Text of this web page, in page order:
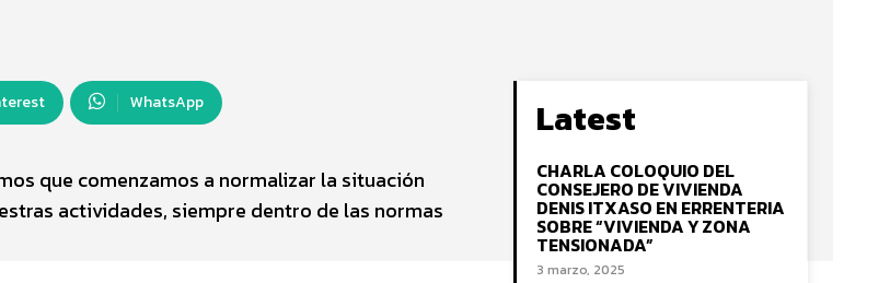
WhatsApp
que comenzamos a normalizar la situación
actividades, siempre dentro de las normas
Latest
CHARLA COLOQUIO DEL
CONSEJERO DE VIVIENDA
DENIS ITXASO EN ERRENTERIA
SOBRE “VIVIENDA Y ZONA
TENSIONADA”
3 marzo, 2025